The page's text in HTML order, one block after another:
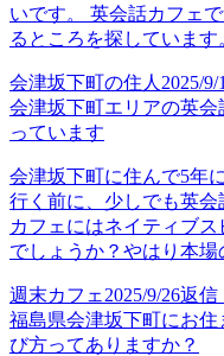
いです。 英会話カフェ
るところを探しています
会津坂下町の住人 2025/9/
会津坂下町エリアの英
っています
会津坂下町に住んで5年
行く前に、少しでも英
カフェにはネイティブ
でしょうか？やはり本場
週末カフェ 2025/9/26返信
福島県会津坂下町にお
び方ってありますか？